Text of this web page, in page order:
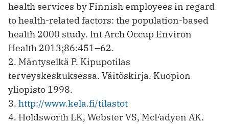
health services by Finnish employees in regard
to health-related factors: the population-based
health 2000 study. Int Arch Occup Environ
Health 2013;86:451–62.
2. Mäntyselkä P. Kipupotilas
terveyskeskuksessa. Väitöskirja. Kuopion
yliopisto 1998.
3. http://www.kela.fi/tilastot
4. Holdsworth LK, Webster VS, McFadyen AK.